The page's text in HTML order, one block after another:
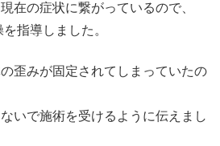
在の症状に繋がっているので、
指導しました。
歪みが固定されてしまっていたの
いで施術を受けるように伝えまし